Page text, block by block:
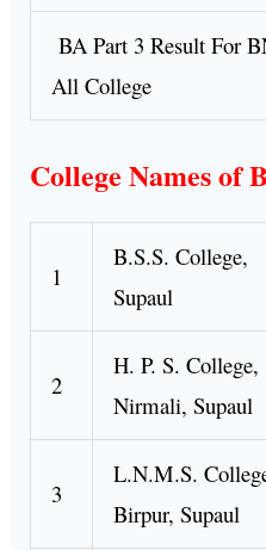
BA Part 3 Result For
All College
College Names of
1
B.S.S. College,
Supaul
2
H. P. S. College,
Nirmali, Supaul
3
L.N.M.S.
Birpur, Supaul